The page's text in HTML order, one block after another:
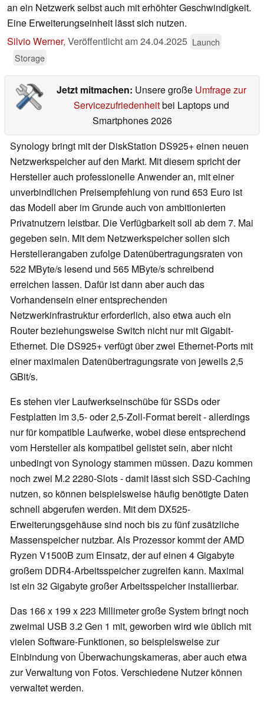
an ein Netzwerk selbst auch mit erhöhter Geschwindigkeit.
Eine Erweiterungseinheit lässt sich nutzen.
Silvio Werner, Veröffentlicht am24.04.2025 Launch
Storage
Jetzt mitmachen: Unsere große Umfrage zur
Servicezufriedenheitbei Laptops und
Smartphones 2026
Synology bringt mit der DiskStation DS925+ einen neuen
Netzwerkspeicher auf den Markt. Mit diesem spricht der
Hersteller auch professionelle Anwender an, mit einer
unverbindlichen Preisempfehlung von rund 653 Euro ist
das Modell aber im Grunde auch von ambitionierten
Privatnutzern leistbar. Die Verfügbarkeit soll ab dem 7. Mai
gegeben sein. Mit dem Netzwerkspeicher sollen sich
Herstellerangaben zufolge Datenübertragungsraten von
522 MByte/s lesend und 565 MByte/s schreibend
erreichen lassen. Dafür ist dann aber auch das
Vorhandensein einer entsprechenden
Netzwerkinfrastruktur erforderlich, also etwa auch ein
Router beziehungsweise Switch nicht nur mit Gigabit-
Ethernet. Die DS925+ verfügt über zwei Ethernet-Ports mit
einer maximalen Datenübertragungsrate von jeweils 2,5
GBit/s.
Es stehen vier Laufwerkseinschübe für SSDs oder
Festplatten im 3,5- oder 2,5-Zoll-Format bereit - allerdings
nur für kompatible Laufwerke, wobei diese entsprechend
vom Hersteller als kompatibel gelistet sein, aber nicht
unbedingt von Synology stammen müssen. Dazu kommen
noch zwei M.2 2280-Slots - damit lässt sich SSD-Caching
nutzen, so können beispielsweise häufig benötigte Daten
schnell abgerufen werden. Mit dem DX525-
Erweiterungsgehäuse sind noch bis zu fünf zusätzliche
Massenspeicher nutzbar. Als Prozessor kommt der AMD
Ryzen V1500B zum Einsatz, der auf einen 4 Gigabyte
großem DDR4-Arbeitsspeicher zugreifen kann. Maximal
ist ein 32 Gigabyte großer Arbeitsspeicher installierbar.
Das 166 x 199 x 223 Millimeter große System bringt noch
zweimal USB 3.2 Gen 1 mit, geworben wird wie üblich mit
vielen Software-Funktionen, so beispielsweise zur
Einbindung von Überwachungskameras, aber auch etwa
zur Verwaltung von Fotos. Verschiedene Nutzer können
verwaltet werden.